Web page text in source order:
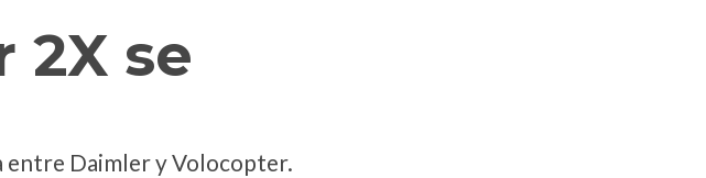
2X se
entre Daimler y Volocopter.